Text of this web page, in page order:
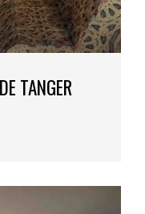
TANGER